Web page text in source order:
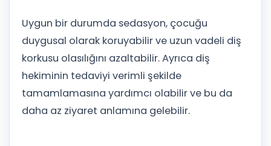
Uygun bir durumda sedasyon, çocuğu
duygusal olarak koruyabilir ve uzun vadeli diş
korkusu olasılığını azaltabilir. Ayrıca diş
hekiminin tedaviyi verimli şekilde
tamamlamasına yardımcı olabilir ve bu da
daha az ziyaret anlamına gelebilir.